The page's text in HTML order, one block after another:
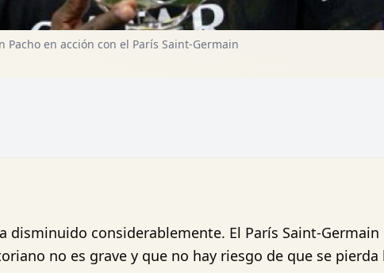
Pacho en acción con el París Saint-Germain
disminuido considerablemente. El París Saint-
no es grave y que no hay riesgo de que se pierda